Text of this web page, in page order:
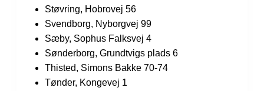
Støvring, Hobrovej 56
Svendborg, Nyborgvej 99
Sæby, Sophus Falksvej 4
Sønderborg, Grundtvigs plads 6
Thisted, Simons Bakke 70-74
Tønder, Kongevej 1